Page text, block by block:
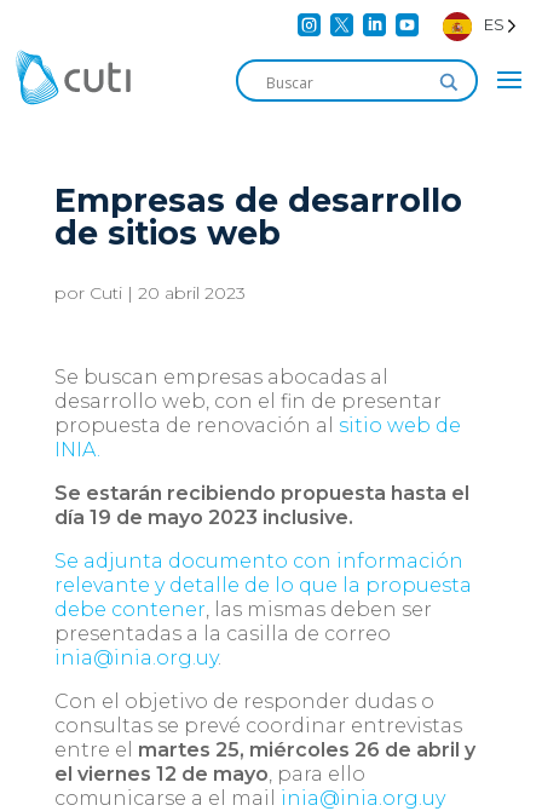
    ES
Empresas de desarrollo
de sitios web
por Cuti| 20 abril 2023
Se buscan empresas abocadas al
desarrollo web, con el fin de presentar
propuesta de renovación al sitio web de
INIA.
Se estarán recibiendo propuesta hasta el
día 19 de mayo 2023 inclusive.
Se adjunta documento con información
relevante y detalle de lo que la propuesta
debe contener, las mismas deben ser
presentadas a la casilla de correo
inia@inia.org.uy.
Con el objetivo de responder dudas o
consultas se prevé coordinar entrevistas
entre el martes 25, miércoles 26 de abril y
el viernes 12 de mayo, para ello
comunicarse a el mail inia@inia.org.uy